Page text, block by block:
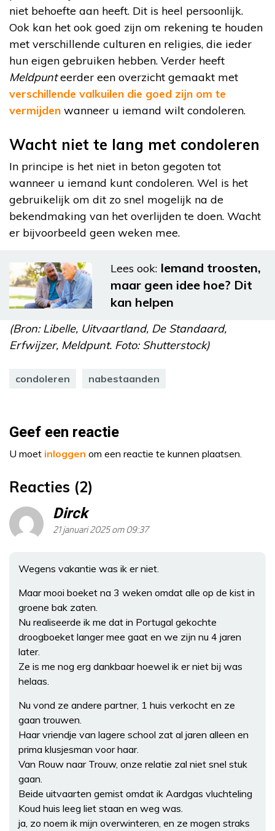
niet behoefte aan heeft. Dit is heel persoonlijk.
Ook kan het ook goed zijn om rekening te houden
met verschillende culturen en religies, die ieder
hun eigen gebruiken hebben. Verder heeft
Meldpunteerder een overzicht gemaakt met
verschillende valkuilen die goed zijn om te
vermijden wanneer u iemand wilt condoleren.
Wacht niet te lang met condoleren
In principe is het niet in beton gegoten tot
wanneer u iemand kunt condoleren. Wel is het
gebruikelijk om dit zo snel mogelijk na de
bekendmaking van het overlijden te doen. Wacht
er bijvoorbeeld geen weken mee.
Lees ook: Iemand troosten,
maar geen idee hoe? Dit
kan helpen
(Bron: Libelle, Uitvaartland, De Standaard,
Erfwijzer, Meldpunt. Foto: Shutterstock)
condoleren nabestaanden
Geef een reactie
U moet inloggen om een reactie te kunnen plaatsen.
Reacties (2)
Dirck
21 januari 2025 om 09:37
Wegens vakantie was ik er niet.
Maar mooi boeket na 3 weken omdat alle op de kist in
groene bak zaten.
Nu realiseerde ik me dat in Portugal gekochte
droogboeket langer mee gaat en we zijn nu 4 jaren
later.
Ze is me nog erg dankbaar hoewel ik er niet bij was
helaas.
Nu vond ze andere partner, 1 huis verkocht en ze
gaan trouwen.
Haar vriendje van lagere school zat al jaren alleen en
prima klusjesman voor haar.
Van Rouw naar Trouw, onze relatie zal niet snel stuk
gaan.
Beide uitvaarten gemist omdat ik Aardgas vluchteling
Koud huis leeg liet staan en weg was.
ja, zo noem ik mijn overwinteren, en ze mogen straks